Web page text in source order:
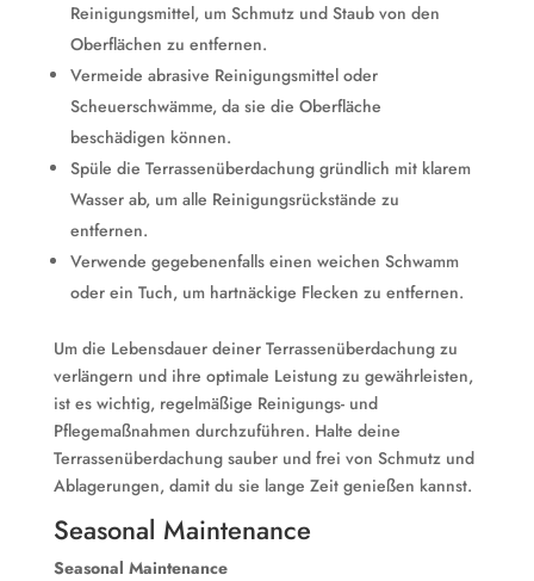
Reinigungsmittel, um Schmutz und Staub von den
Oberflächen zu entfernen.
Vermeide abrasive Reinigungsmittel oder
Scheuerschwämme, da sie die Oberfläche
beschädigen können.
Spüle die Terrassenüberdachung gründlich mit klarem
Wasser ab, um alle Reinigungsrückstände zu
entfernen.
Verwende gegebenenfalls einen weichen Schwamm
oder ein Tuch, um hartnäckige Flecken zu entfernen.
Um die Lebensdauer deiner Terrassenüberdachung zu
verlängern und ihre optimale Leistung zu gewährleisten,
ist es wichtig, regelmäßige Reinigungs- und
Pflegemaßnahmen durchzuführen. Halte deine
Terrassenüberdachung sauber und frei von Schmutz und
Ablagerungen, damit du sie lange Zeit genießen kannst.
Seasonal Maintenance
Seasonal Maintenance